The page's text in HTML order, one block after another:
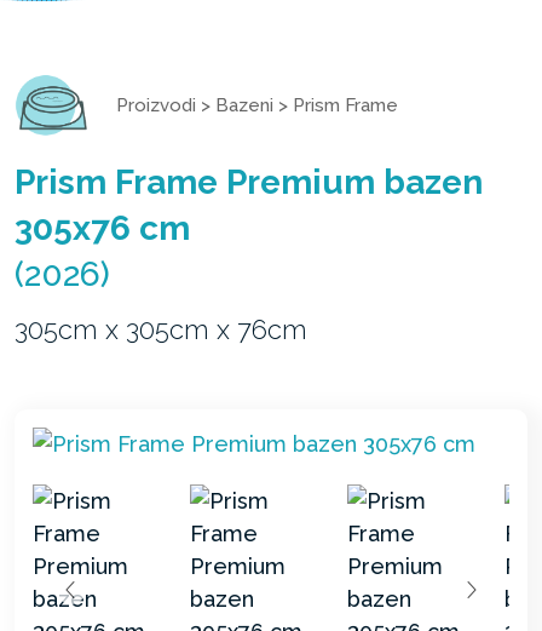
Proizvodi > Bazeni > Prism Frame
Prism Frame Premium bazen
305x76 cm
(2026)
305cm x 305cm x 76cm